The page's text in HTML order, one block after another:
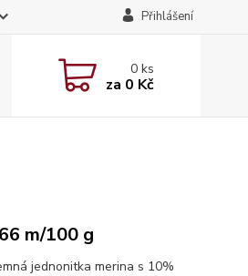
Přihlášení
0ks
za 0 Kč
m/100 g
jednonitka merina s 10%